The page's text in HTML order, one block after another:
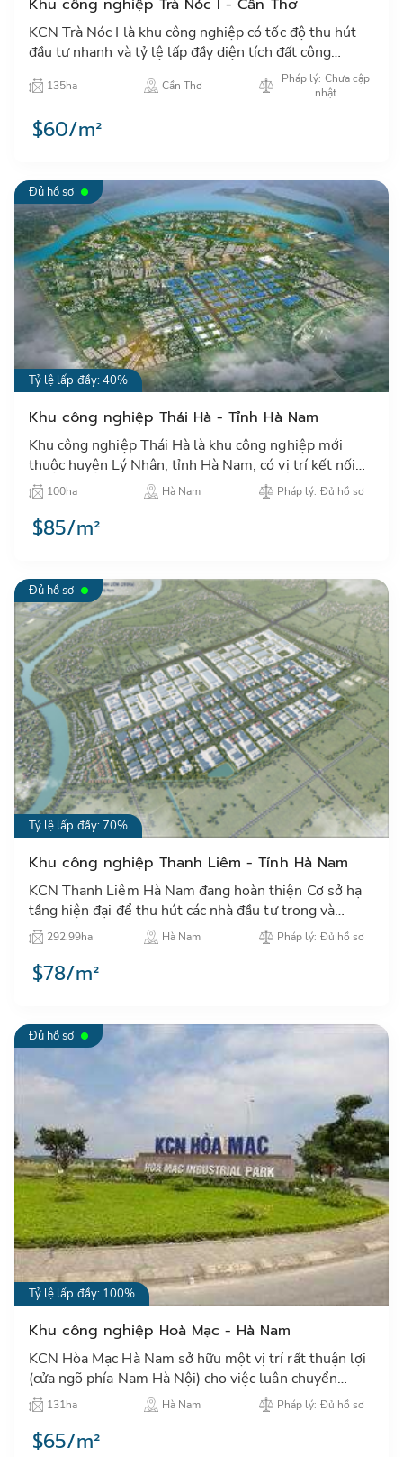
Khu công nghiệp Trà Nóc I - Cần Thơ
KCN Trà Nóc I là khu công nghiệp có tốc độ thu hút
đầu tư nhanh và tỷ lệ lấp đầy diện tích đất công
nghiệp thuộc hàng cao nhất ở Việt Nam…
135ha Cần Thơ
Pháp lý: Chưa cập
nhật
$60/m²
Đủ hồ sơ
Tỷ lệ lấp đầy: 40%
Khu công nghiệp Thái Hà - Tỉnh Hà Nam
Khu công nghiệp Thái Hà là khu công nghiệp mới
thuộc huyện Lý Nhân, tỉnh Hà Nam, có vị trí kết nối
giao thông thuận lợi và nằm gần khu vực dân cư đông
đúc…
100ha Hà Nam Pháp lý: Đủ hồ sơ
$85/m²
Đủ hồ sơ
Tỷ lệ lấp đầy: 70%
Khu công nghiệp Thanh Liêm - Tỉnh Hà Nam
KCN Thanh Liêm Hà Nam đang hoàn thiện Cơ sở hạ
tầng hiện đại để thu hút các nhà đầu tư trong và
ngoài nước đến thuê đất, xưởng sản xuất…
292.99ha Hà Nam Pháp lý: Đủ hồ sơ
$78/m²
Đủ hồ sơ
Tỷ lệ lấp đầy: 100%
Khu công nghiệp Hoà Mạc - Hà Nam
KCN Hòa Mạc Hà Nam sở hữu một vị trí rất thuận lợi
(cửa ngõ phía Nam Hà Nội) cho việc luân chuyển
hàng hoá giữa các vùng trong cả nước, cũng như Xuất
– Nhập khẩ…
131ha Hà Nam Pháp lý: Đủ hồ sơ
$65/m²